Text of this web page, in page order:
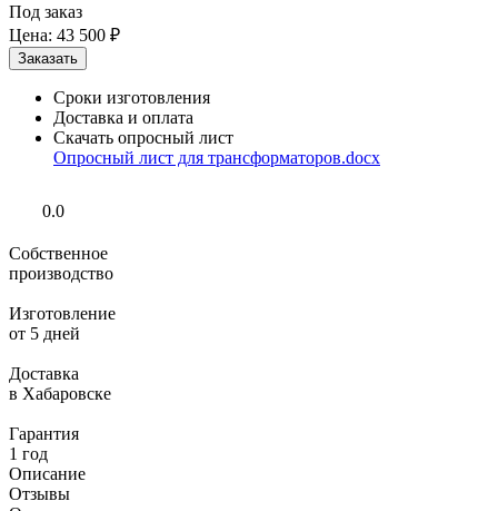
Под заказ
Цена: 43 500 ₽
Сроки изготовления
Доставка и оплата
Скачать опросный лист
Опросный лист для трансформаторов.docx
0.0
Собственное
производство
Изготовление
от 5 дней
Доставка
в Хабаровске
Гарантия
1 год
Описание
Отзывы